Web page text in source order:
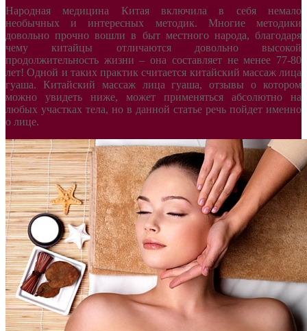
Народная медицина Китая включила в себя немало
необычных и интересных методик. Многие методики
довольно прочно вошли в быт местного народа, благодаря
чему китайцы отличаются довольно высокой
продолжительность жизни – она составляет не менее 77-80
лет! Одной и таких практик считается китайский массаж лица
гуаша. Китайский массаж лица гуаша, отзывы о котором
можно увидеть ниже, может применяться абсолютно на
любых участках тела, но в данной статье речь пойдет именно
о лице.